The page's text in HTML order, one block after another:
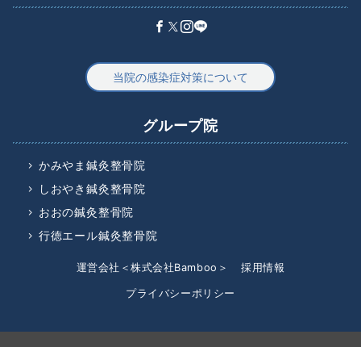
当院の感染症対策について
グループ院
かみやま鍼灸整骨院
しおやき鍼灸整骨院
おおの鍼灸整骨院
行徳エール鍼灸整骨院
運営会社＜株式会社Bamboo＞ 採用情報
プライバシーポリシー